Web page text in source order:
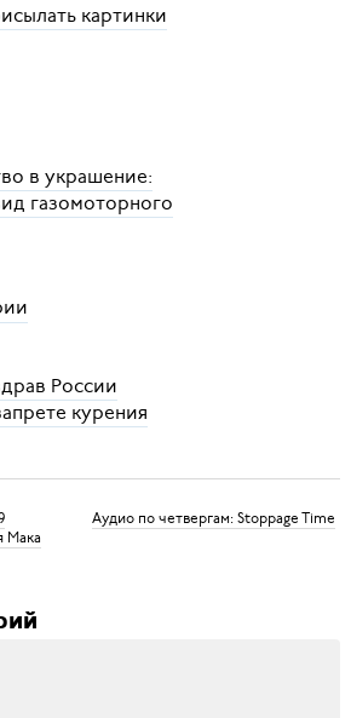
картинки
в украшение:
газомоторного
России
курения
Мака
Аудио по четвергам: Stoppage Time